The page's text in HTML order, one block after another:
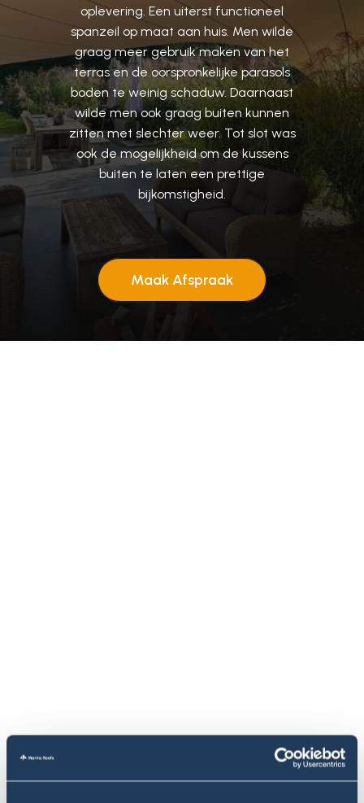
oplevering. Een uiterst functioneel
spanzeil op maat aan huis. Men wilde
graag meer gebruik maken van het
terras en de oorspronkelijke parasols
boden te weinig schaduw. Daarnaast
wilde men ook graag buiten kunnen
zitten met slechter weer. Tot slot was
ook de mogelijkheid om de kussens
buiten te laten een prettige
bijkomstigheid.
Maak Afspraak